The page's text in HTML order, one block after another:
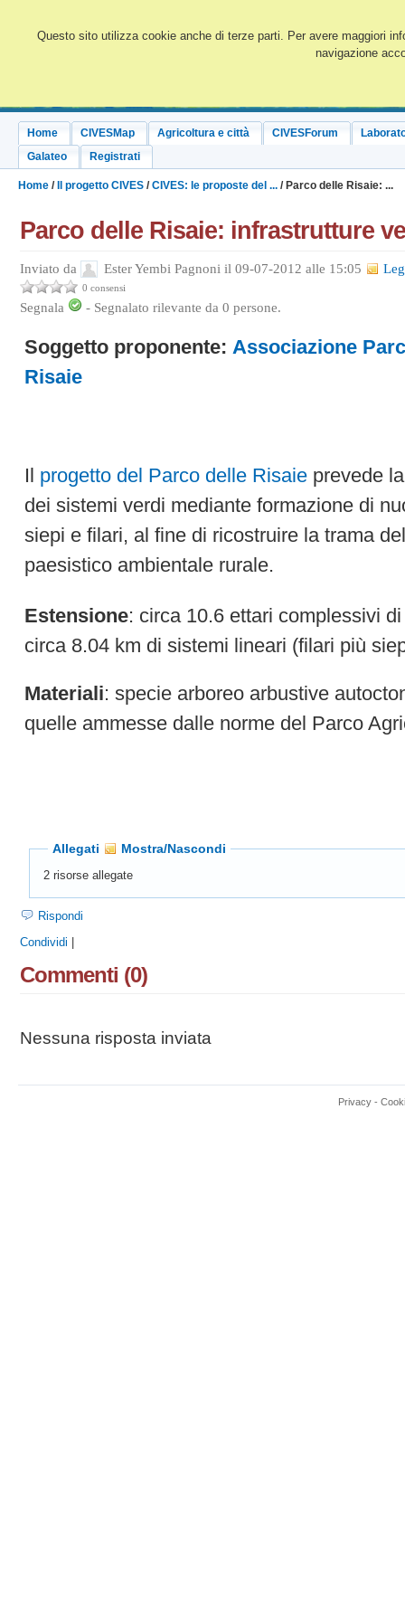
Questo sito utilizza cookie anche di terze parti. Per avere maggiori
navigazione
Home CIVESMap Agricoltura e città CIVESForum
Galateo
Registrati
Home / Il progetto CIVES /CIVES: le proposte del ... / Parco delle Risaie: ...
Parco delle Risaie: infrastrutture
Inviato da Ester Yembi Pagnoni il 09-07-2012 alle 15:05
0 consensi
Segnala - Segnalato rilevante da 0 persone.
Soggetto proponente: Associazione
Risaie
Il progetto del Parco delle Risaie prevede
dei sistemi verdi mediante formazione di
siepi e filari, al fine di ricostruire la trama
paesistico ambientale rurale.
Estensione: circa 10.6 ettari complessivi
circa 8.04 km di sistemi lineari (filari più
Materiali: specie arboreo arbustive
quelle ammesse dalle norme del Parco
Allegati Mostra/Nascondi
2 risorse allegate
Rispondi
Condividi
Commenti (0)
Nessuna risposta inviata
Privacy -